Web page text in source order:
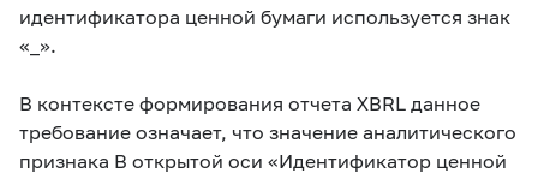
идентификатора ценной бумаги используется знак
«_».
В контексте формирования отчета XBRL данное
требование означает, что значение аналитического
признака В открытой оси «Идентификатор ценной